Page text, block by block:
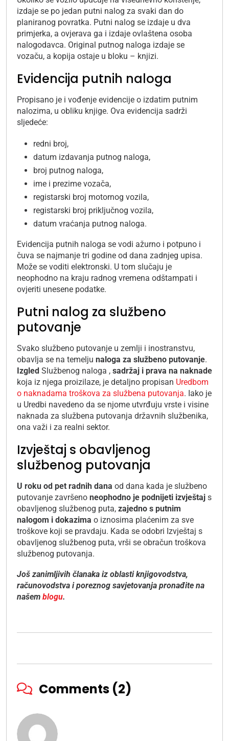
izdaje se po jedan putni nalog za svaki dan do
planiranog povratka. Putni nalog se izdaje u dva
primjerka, a ovjerava ga i izdaje ovlaštena osoba
nalogodavca. Original putnog naloga izdaje se
vozaču, a kopija ostaje u bloku – knjizi.
Evidencija putnih naloga
Propisano je i vođenje evidencije o izdatim putnim
nalozima, u obliku knjige. Ova evidencija sadrži
sljedeće:
redni broj,
datum izdavanja putnog naloga,
broj putnog naloga,
ime i prezime vozača,
registarski broj motornog vozila,
registarski broj priključnog vozila,
datum vraćanja putnog naloga.
Evidencija putnih naloga se vodi ažurno i potpuno i
čuva se najmanje tri godine od dana zadnjeg upisa.
Može se voditi elektronski. U tom slučaju je
neophodno na kraju radnog vremena odštampati i
ovjeriti unesene podatke.
Putni nalog za službeno
putovanje
Svako službeno putovanje u zemlji i inostranstvu,
obavlja se na temelju naloga za službeno putovanje.
Izgled Službenog naloga , sadržaj i prava na naknade
koja iz njega proizilaze, je detaljno propisan Uredbom
o naknadama troškova za službena putovanja. Iako je
u Uredbi navedeno da se njome utvrđuju vrste i visine
naknada za službena putovanja državnih službenika,
ona važi i za realni sektor.
Izvještaj s obavljenog
službenog putovanja
U roku od pet radnih dana od dana kada je službeno
putovanje završeno neophodno je podnijeti izvještaj s
obavljenog službenog puta, zajedno s putnim
nalogom i dokazima o iznosima plaćenim za sve
troškove koji se pravdaju. Kada se odobri Izvještaj s
obavljenog službenog puta, vrši se obračun troškova
službenog putovanja.
Još zanimljivih članaka iz oblasti knjigovodstva,
računovodstva i poreznog savjetovanja pronađite na
našem blogu.
Comments (2)